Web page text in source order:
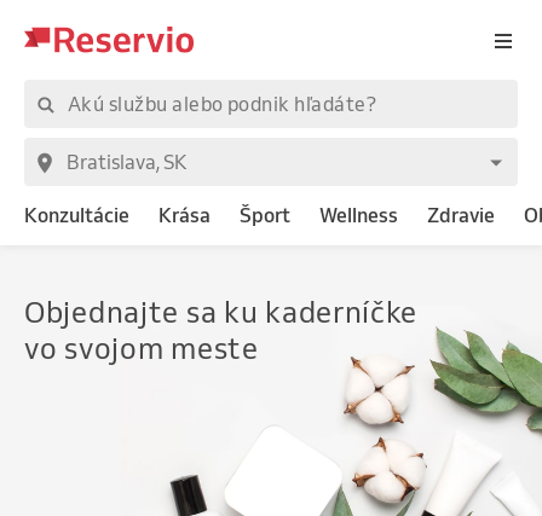
Konzultácie Krása Šport Wellness Zdravie
Objednajte sa ku kaderníčke
vo svojom meste